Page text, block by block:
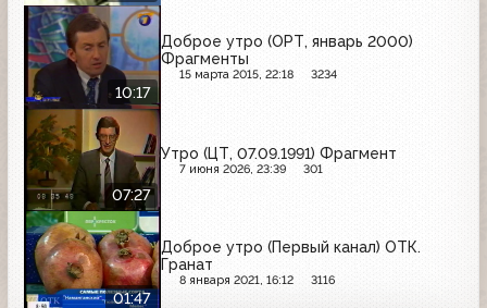
10:17
Доброе утро (ОРТ, январь 2000)
Фрагменты
15 марта 2015, 22:18 3234
07:27
Утро (ЦТ, 07.09.1991) Фрагмент
7 июня 2026, 23:39 301
01:47
Доброе утро (Первый канал) ОТК.
Гранат
8 января 2021, 16:12 3116